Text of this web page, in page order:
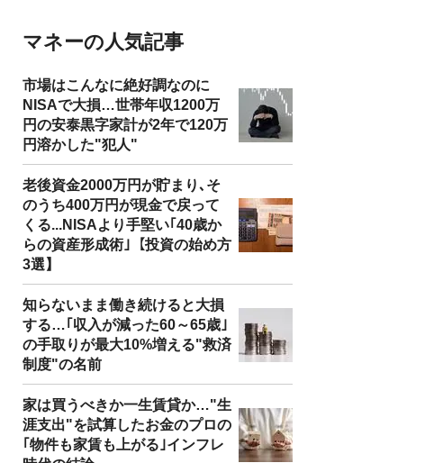
マネーの人気記事
市場はこんなに絶好調なのに
NISAで大損…世帯年収1200万
円の安泰黒字家計が2年で120万
円溶かした"犯人"
老後資金2000万円が貯まり､そ
のうち400万円が現金で戻って
くる...NISAより手堅い｢40歳か
らの資産形成術｣【投資の始め方
3選】
知らないまま働き続けると大損
する…｢収入が減った60～65歳｣
の手取りが最大10%増える"救済
制度"の名前
家は買うべきか一生賃貸か…"生
涯支出"を試算したお金のプロの
｢物件も家賃も上がる｣インフレ